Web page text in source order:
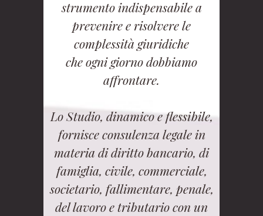
strumento indispensabile a
prevenire e risolvere le
complessità giuridiche
che ogni giorno dobbiamo
affrontare.
Lo Studio, dinamico e flessibile,
fornisce consulenza legale in
materia di diritto bancario, di
famiglia, civile, commerciale,
societario, fallimentare, penale,
del lavoro e tributario con un